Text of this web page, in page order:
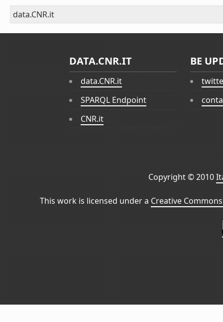
data.CNR.it
DATA.CNR.IT
data.CNR.it
SPARQL Endpoint
CNR.it
BE
Copyright © 2010
This work is licensed under a Creative